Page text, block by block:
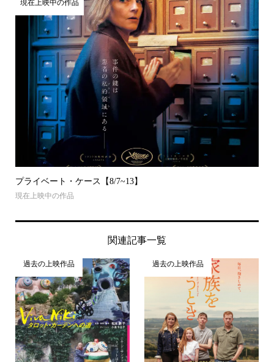
現在上映中の作品
プライベート・ケース【8/7~13】
現在上映中の作品
関連記事一覧
過去の上映作品 過去の上映作品